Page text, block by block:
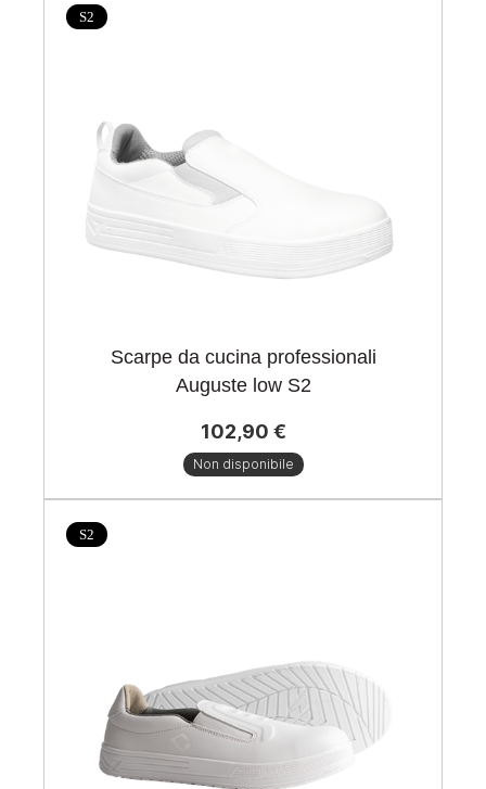
S2
Scarpe da cucina professionali
Auguste low S2
102,90 €
Non disponibile
S2